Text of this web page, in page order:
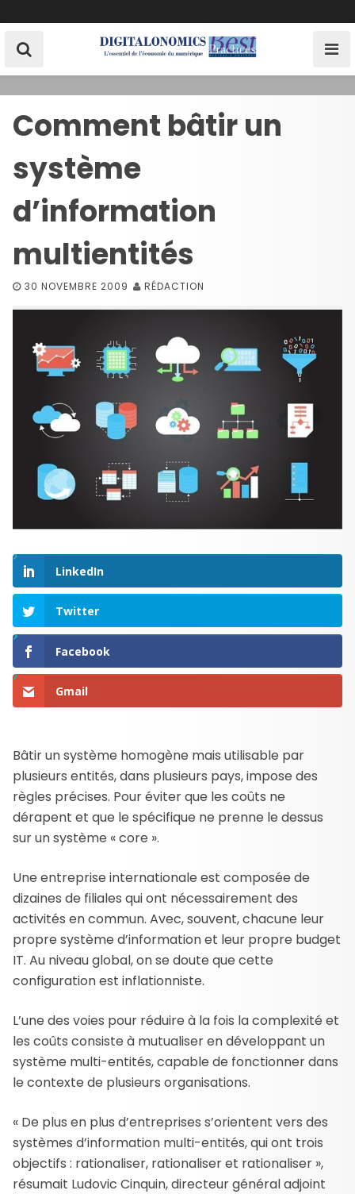
k
Comment bâtir un
système
d’information
multientités
30 NOVEMBRE 2009 RÉDACTION
LinkedIn
Twitter
Facebook
Gmail
Bâtir un système homogène mais utilisable par
plusieurs entités, dans plusieurs pays, impose des
règles précises. Pour éviter que les coûts ne
dérapent et que le spécifique ne prenne le dessus
sur un système « core ».
Une entreprise internationale est composée de
dizaines de filiales qui ont nécessairement des
activités en commun. Avec, souvent, chacune leur
propre système d’information et leur propre budget
IT. Au niveau global, on se doute que cette
configuration est inflationniste.
L’une des voies pour réduire à la fois la complexité et
les coûts consiste à mutualiser en développant un
système multi-entités, capable de fonctionner dans
le contexte de plusieurs organisations.
« De plus en plus d’entreprises s’orientent vers des
systèmes d’information multi-entités, qui ont trois
objectifs : rationaliser, rationaliser et rationaliser »,
résumait Ludovic Cinquin, directeur général adjoint